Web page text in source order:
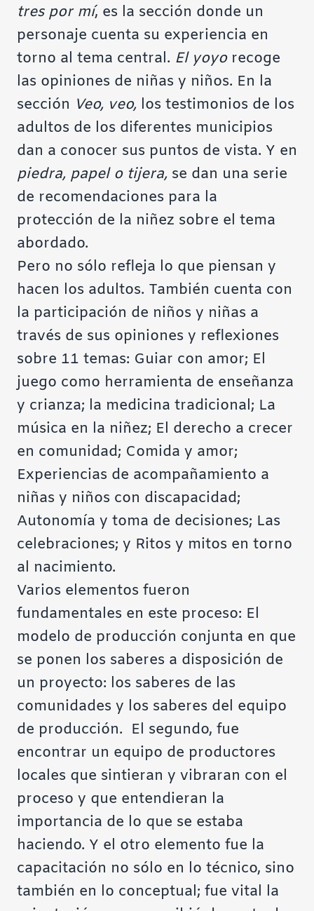
tres por mí, es la sección donde un
personaje cuenta su experiencia en
torno al tema central. El yoyorecoge
las opiniones de niñas y niños. En la
sección Veo, veo, los testimonios de los
adultos de los diferentes municipios
dan a conocer sus puntos de vista. Y en
piedra, papel o tijera, se dan una serie
de recomendaciones para la
protección de la niñez sobre el tema
abordado.
Pero no sólo refleja lo que piensan y
hacen los adultos. También cuenta con
la participación de niños y niñas a
través de sus opiniones y reflexiones
sobre 11 temas: Guiar con amor; El
juego como herramienta de enseñanza
y crianza; la medicina tradicional; La
música en la niñez; El derecho a crecer
en comunidad; Comida y amor;
Experiencias de acompañamiento a
niñas y niños con discapacidad;
Autonomía y toma de decisiones; Las
celebraciones; y Ritos y mitos en torno
al nacimiento.
Varios elementos fueron
fundamentales en este proceso: El
modelo de producción conjunta en que
se ponen los saberes a disposición de
un proyecto: los saberes de las
comunidades y los saberes del equipo
de producción. El segundo, fue
encontrar un equipo de productores
locales que sintieran y vibraran con el
proceso y que entendieran la
importancia de lo que se estaba
haciendo. Y el otro elemento fue la
capacitación no sólo en lo técnico, sino
también en lo conceptual; fue vital la